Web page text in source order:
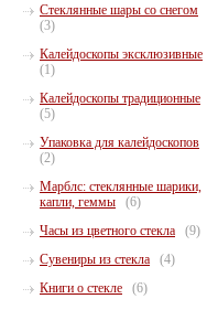
Стеклянные шары со снегом
(3)
Калейдоскопы эксклюзивные
(1)
Калейдоскопы традиционные
(5)
Упаковка для калейдоскопов
(2)
Марблс: стеклянные шарики,
капли, геммы
(6)
Часы из цветного стекла
(9)
Сувениры из стекла
(4)
Книги о стекле
(6)